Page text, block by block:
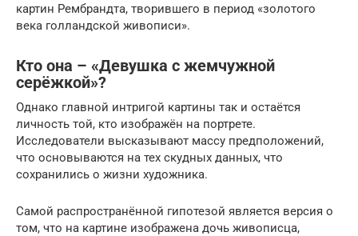
картин Рембрандта, творившего в период «золотого
века голландской живописи».
Кто она – «Девушка с жемчужной
серёжкой»?
Однако главной интригой картины так и остаётся
личность той, кто изображён на портрете.
Исследователи высказывают массу предположений,
что основываются на тех скудных данных, что
сохранились о жизни художника.
Самой распространённой гипотезой является версия о
том, что на картине изображена дочь живописца,